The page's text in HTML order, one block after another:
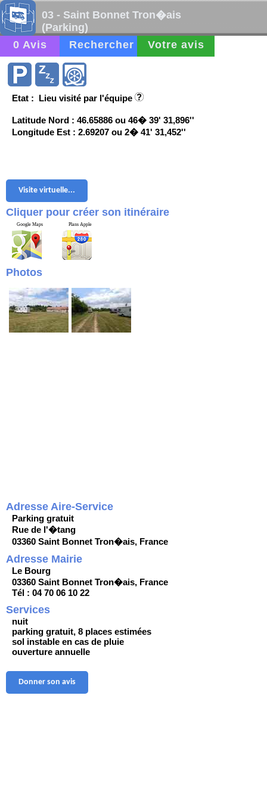
03 - Saint Bonnet Tron�ais
(Parking)
0 Avis
Rechercher Votre avis
Etat : Lieu visité par l'équipe
Latitude Nord : 46.65886 ou 46� 39' 31,896''
Longitude Est : 2.69207 ou 2� 41' 31,452''
Visite virtuelle...
Cliquer pour créer son itinéraire
Google Maps Plans Apple
Photos
Adresse Aire-Service
Parking gratuit
Rue de l'�tang
03360 Saint Bonnet Tron�ais, France
Adresse Mairie
Le Bourg
03360 Saint Bonnet Tron�ais, France
Tél : 04 70 06 10 22
Services
nuit
parking gratuit, 8 places estimées
sol instable en cas de pluie
ouverture annuelle
Donner son avis